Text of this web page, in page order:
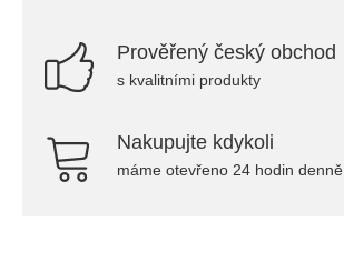
Prověřený český obchod
s kvalitními produkty
Nakupujte kdykoli
máme otevřeno 24 hodin denně